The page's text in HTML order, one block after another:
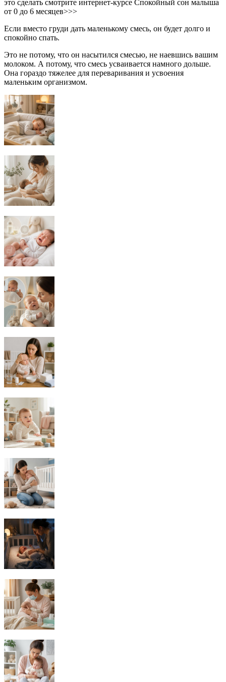
это сделать смотрите интернет-курсе Спокойный сон малыша
от 0 до 6 месяцев>>>
Если вместо груди дать маленькому смесь, он будет долго и
спокойно спать.
Это не потому, что он насытился смесью, не наевшись вашим
молоком. А потому, что смесь усваивается намного дольше.
Она гораздо тяжелее для переваривания и усвоения
маленьким организмом.